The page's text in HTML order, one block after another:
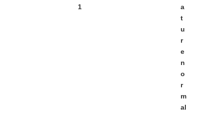
1
a
t
u
r
e
n
o
r
m
al